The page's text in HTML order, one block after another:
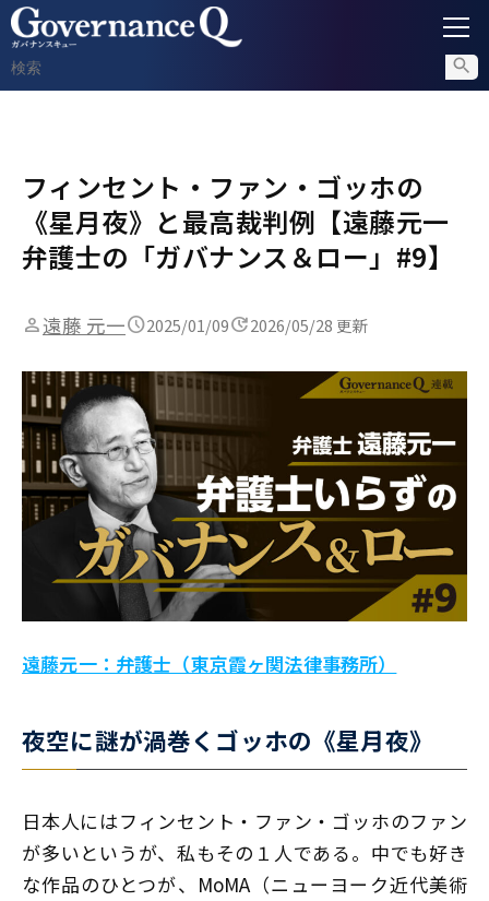
内部通報
コンプライアンス調査
不正対策
セミナー情報
フィンセント・ファン・ゴッホの
《星月夜》と最高裁判例【遠藤元一
弁護士の「ガバナンス＆ロー」#9】
遠藤 元一 2025/01/09 2026/05/28 更新
遠藤元一：弁護士（東京霞ヶ関法律事務所）
夜空に謎が渦巻くゴッホの《星月夜》
日本人にはフィンセント・ファン・ゴッホのファン
が多いというが、私もその１人である。中でも好き
な作品のひとつが、MoMA（ニューヨーク近代美術